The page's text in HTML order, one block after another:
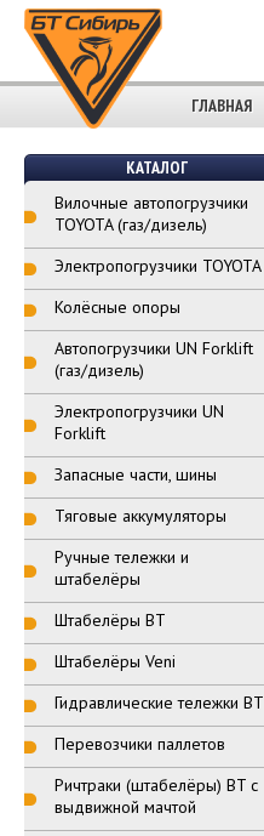
ГЛАВНАЯ
КАТАЛОГ
Вилочные автопогрузчики
TOYOTA (газ/дизель)
Электропогрузчики TOYOTA
Колёсные опоры
Автопогрузчики UN Forklift
(газ/дизель)
Электропогрузчики UN
Forklift
Запасные части, шины
Тяговые аккумуляторы
Ручные тележки и
штабелёры
Штабелёры BT
Штабелёры Veni
Гидравлические тележки BT
Перевозчики паллетов
Ричтраки (штабелёры) BT с
выдвижной мачтой